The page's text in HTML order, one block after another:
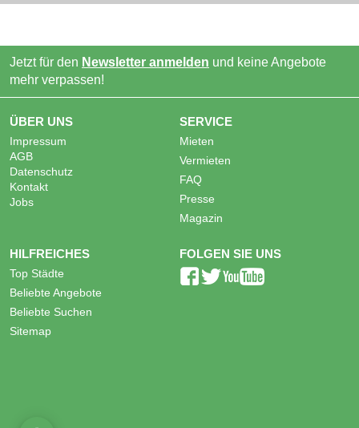
Jetzt für den Newsletter anmelden und keine Angebote
mehr verpassen!
ÜBER UNS
Impressum
AGB
Datenschutz
Kontakt
Jobs
SERVICE
Mieten
Vermieten
FAQ
Presse
Magazin
HILFREICHES
Top Städte
Beliebte Angebote
Beliebte Suchen
Sitemap
FOLGEN SIE UNS